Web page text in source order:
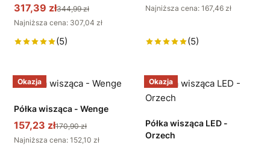
317,39 zł344,99 zł
Najniższa cena: 307,04 zł
(5)
Najniższa cena: 167,46 zł
(5)
Okazja
Półka wisząca - Wenge
157,23 zł170,90 zł
Najniższa cena: 152,10 zł
Okazja
Półka wisząca LED -
Orzech